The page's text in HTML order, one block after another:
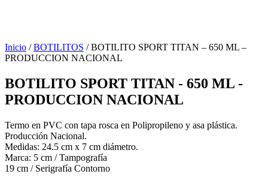
Inicio /BOTILITOS / BOTILITO SPORT TITAN – 650 ML –
PRODUCCION NACIONAL
BOTILITO SPORT TITAN - 650 ML -
PRODUCCION NACIONAL
Termo en PVC con tapa rosca en Polipropileno y asa plástica.
Producción Nacional.
Medidas: 24.5 cm x 7 cm diámetro.
Marca: 5 cm / Tampografía
19 cm / Serigrafía Contorno